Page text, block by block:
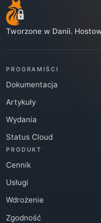
Tworzone w Danii.
PROGRAMIŚCI
Dokumentacja
Artykuły
Wydania
Status Cloud
PRODUKT
Cennik
Usługi
Wdrożenie
Zgodność